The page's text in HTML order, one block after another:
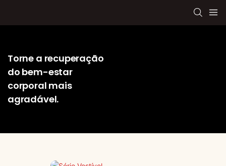
Torne a recuperação
do bem-estar
corporal mais
agradável.